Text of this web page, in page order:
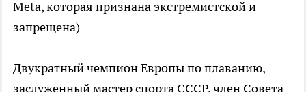
Meta, которая признана экстремистской и
запрещена)
Двукратный чемпион Европы по плаванию,
заслуженный мастер спорта СССР, член Совета